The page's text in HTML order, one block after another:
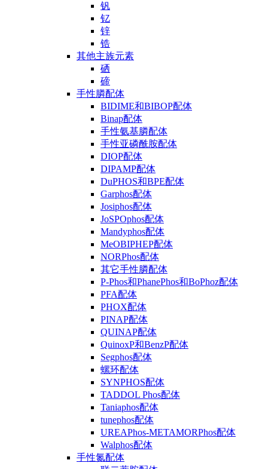
钒
钇
锌
锆
其他主族元素
硒
碲
手性膦配体
BIDIME和BIBOP配体
Binap配体
手性氨基膦配体
手性亚磷酰胺配体
DIOP配体
DIPAMP配体
DuPHOS和BPE配体
Garphos配体
Josiphos配体
JoSPOphos配体
Mandyphos配体
MeOBIPHEP配体
NORPhos配体
其它手性膦配体
P-Phos和PhanePhos和BoPhoz配体
PFA配体
PHOX配体
PINAP配体
QUINAP配体
QuinoxP和BenzP配体
Segphos配体
螺环配体
SYNPHOS配体
TADDOL Phos配体
Taniaphos配体
tunephos配体
UREAPhos-METAMORPhos配体
Walphos配体
手性氮配体